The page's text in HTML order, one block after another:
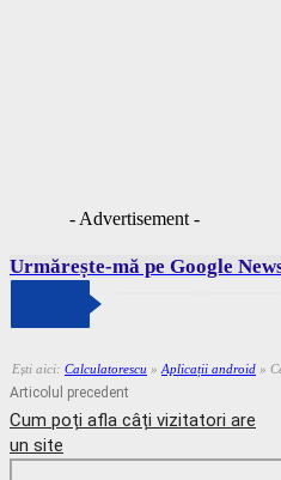
- Advertisement -
Urmărește-mă pe Google
Ești aici: Calculatorescu » Aplicații android »
Articolul precedent
Cum poți afla câți vizitatori are
un site